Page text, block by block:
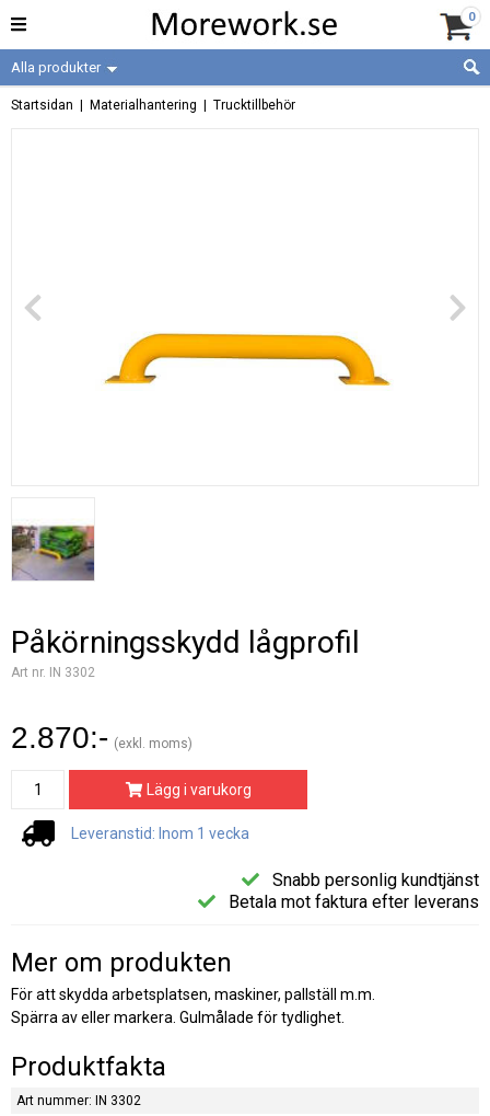
0
Alla produkter
Startsidan Materialhantering Trucktillbehör
Påkörningsskydd lågprofil
Art nr. IN 3302
2.870:- (exkl. moms)
Lägg i varukorg
Leveranstid: Inom 1 vecka
Snabb personlig kundtjänst
Betala mot faktura efter leverans
Mer om produkten
För att skydda arbetsplatsen, maskiner, pallställ m.m.
Spärra av eller markera. Gulmålade för tydlighet.
Produktfakta
Art nummer: IN 3302